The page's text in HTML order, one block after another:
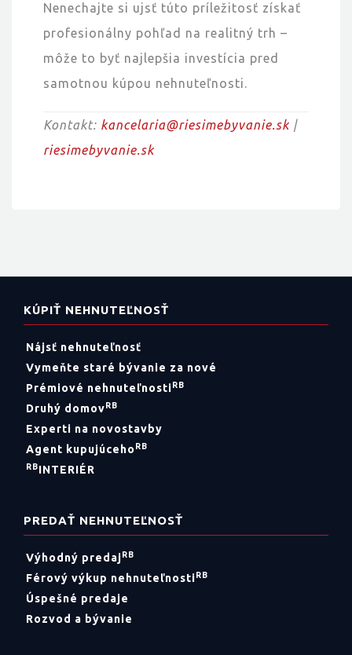
Nenechajte si ujsť túto príležitosť získať
profesionálny pohľad na realitný trh –
môže to byť najlepšia investícia pred
samotnou kúpou nehnuteľnosti.
Kontakt: kancelaria@riesimebyvanie.sk|
riesimebyvanie.sk
KÚPIŤ NEHNUTEĽNOSŤ
Nájsť nehnuteľnosť
Vymeňte staré bývanie za nové
Prémiové nehnuteľnostiRB
Druhý domovRB
Experti na novostavby
Agent kupujúceho RB
RBINTERIÉR
PREDAŤ NEHNUTEĽNOSŤ
Výhodný predajRB
Férový výkup nehnuteľnostiRB
Úspešné predaje
Rozvod a bývanie